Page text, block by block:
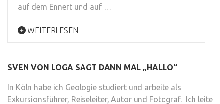
auf dem Ennert und auf …
WEITERLESEN
SVEN VON LOGA SAGT DANN MAL „HALLO“
In Köln habe ich Geologie studiert und arbeite als
Exkursionsführer, Reiseleiter, Autor und Fotograf. Ich leite